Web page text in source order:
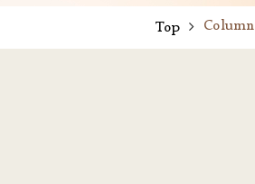
Top Column